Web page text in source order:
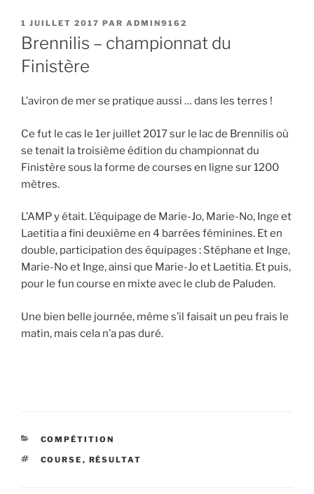
PUBLIÉ
LE
1 JUILLET 2017 PAR ADMIN9162
Brennilis – championnat du
Finistère
L’aviron de mer se pratique aussi … dans les terres !
Ce fut le cas le 1er juillet 2017 sur le lac de Brennilis où
se tenait la troisième édition du championnat du
Finistère sous la forme de courses en ligne sur 1200
mètres.
L’AMP y était. L’équipage de Marie-Jo, Marie-No, Inge et
Laetitia a fini deuxième en 4 barrées féminines. Et en
double, participation des équipages : Stéphane et Inge,
Marie-No et Inge, ainsi que Marie-Jo et Laetitia. Et puis,
pour le fun course en mixte avec le club de Paluden.
Une bien belle journée, même s’il faisait un peu frais le
matin, mais cela n’a pas duré.
CATÉGORIES
COMPÉTITION
ÉTIQUETTES
COURSE , RÉSULTAT